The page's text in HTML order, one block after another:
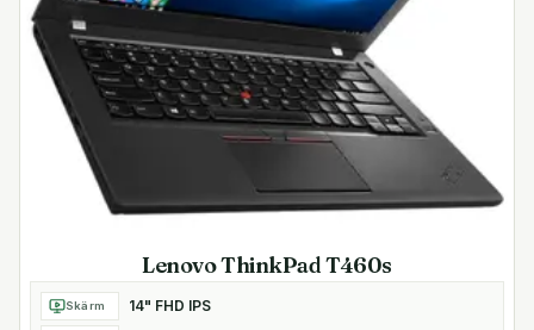
Lenovo ThinkPad T460s
Skärm 14" FHD IPS